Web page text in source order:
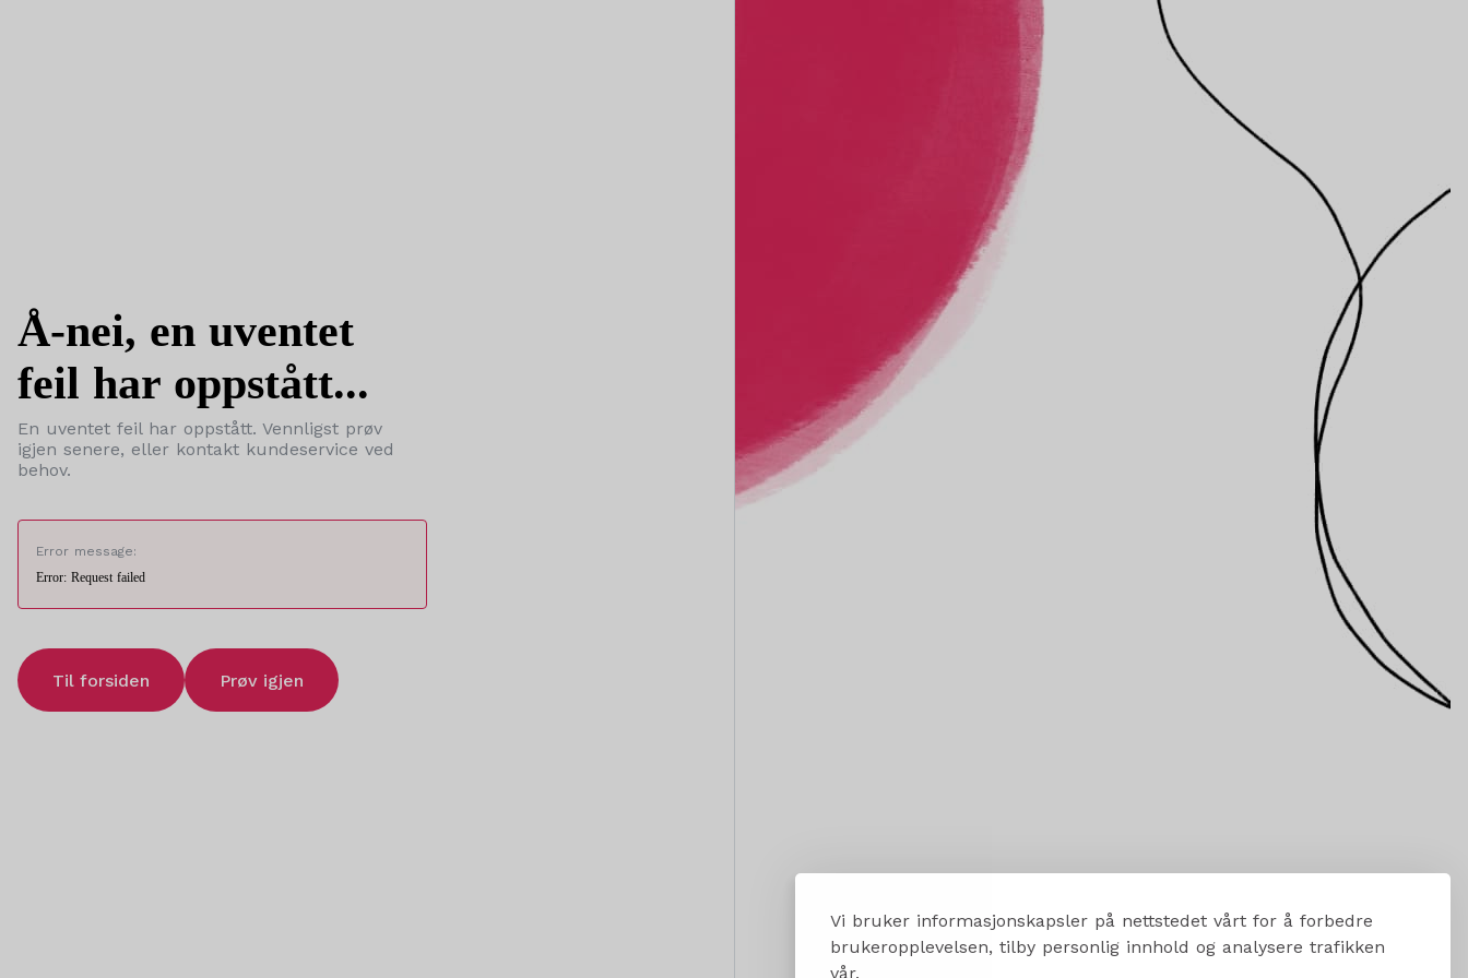
Vi bruker informasjonskapsler på nettstedet vårt for å forbedre
brukeropplevelsen, tilby personlig innhold og analysere trafikken
vår.
Å-nei, en uventet
feil har oppstått...
En uventet feil har oppstått. Vennligst prøv
igjen senere, eller kontakt kundeservice ved
behov.
Error message:
Error: Request failed
Til forsiden Prøv igjen